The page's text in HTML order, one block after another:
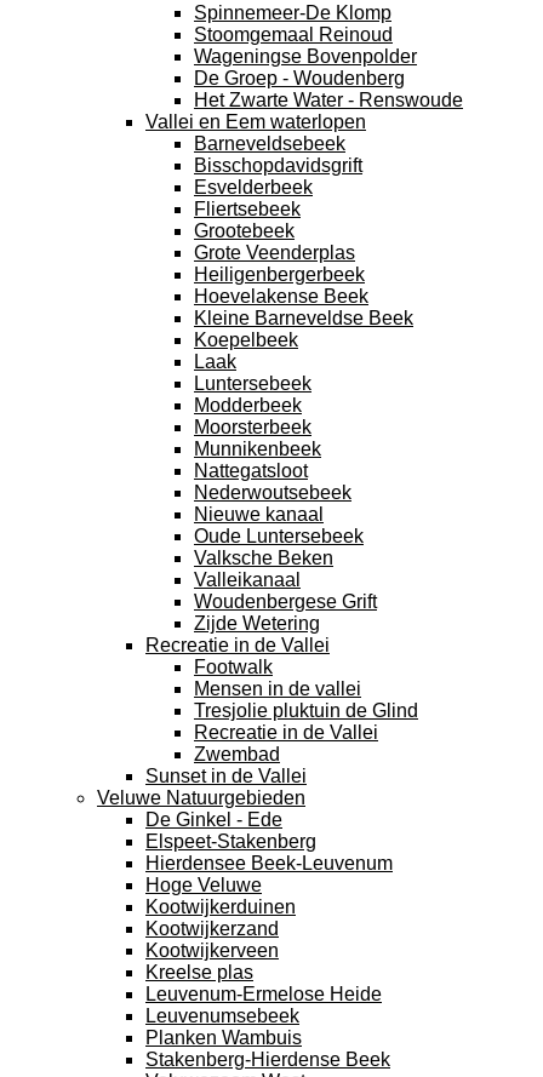
Spinnemeer-De Klomp
Stoomgemaal Reinoud
Wageningse Bovenpolder
De Groep - Woudenberg
Het Zwarte Water - Renswoude
Vallei en Eem waterlopen
Barneveldsebeek
Bisschopdavidsgrift
Esvelderbeek
Fliertsebeek
Grootebeek
Grote Veenderplas
Heiligenbergerbeek
Hoevelakense Beek
Kleine Barneveldse Beek
Koepelbeek
Laak
Luntersebeek
Modderbeek
Moorsterbeek
Munnikenbeek
Nattegatsloot
Nederwoutsebeek
Nieuwe kanaal
Oude Luntersebeek
Valksche Beken
Valleikanaal
Woudenbergese Grift
Zijde Wetering
Recreatie in de Vallei
Footwalk
Mensen in de vallei
Tresjolie pluktuin de Glind
Recreatie in de Vallei
Zwembad
Sunset in de Vallei
Veluwe Natuurgebieden
De Ginkel - Ede
Elspeet-Stakenberg
Hierdensee Beek-Leuvenum
Hoge Veluwe
Kootwijkerduinen
Kootwijkerzand
Kootwijkerveen
Kreelse plas
Leuvenum-Ermelose Heide
Leuvenumsebeek
Planken Wambuis
Stakenberg-Hierdense Beek